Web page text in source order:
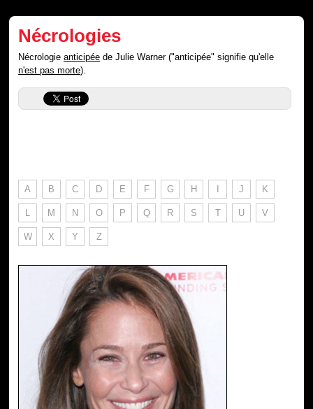
Nécrologies
Nécrologieanticipée de Julie Warner ("anticipée" signifie qu'elle
n'est pas morte).
A B C D E F G H I J K
L M N O P Q R S T U V
W X Y Z